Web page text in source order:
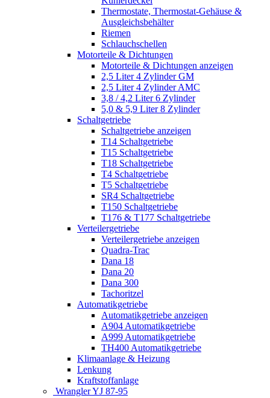
Thermostate, Thermostat-Gehäuse &
Ausgleichsbehälter
Riemen
Schlauchschellen
Motorteile & Dichtungen
Motorteile & Dichtungen anzeigen
2,5 Liter 4 Zylinder GM
2,5 Liter 4 Zylinder AMC
3,8 / 4,2 Liter 6 Zylinder
5,0 & 5,9 Liter 8 Zylinder
Schaltgetriebe
Schaltgetriebe anzeigen
T14 Schaltgetriebe
T15 Schaltgetriebe
T18 Schaltgetriebe
T4 Schaltgetriebe
T5 Schaltgetriebe
SR4 Schaltgetriebe
T150 Schaltgetriebe
T176 & T177 Schaltgetriebe
Verteilergetriebe
Verteilergetriebe anzeigen
Quadra-Trac
Dana 18
Dana 20
Dana 300
Tachoritzel
Automatikgetriebe
Automatikgetriebe anzeigen
A904 Automatikgetriebe
A999 Automatikgetriebe
TH400 Automatikgetriebe
Klimaanlage & Heizung
Lenkung
Kraftstoffanlage
Wrangler YJ 87-95